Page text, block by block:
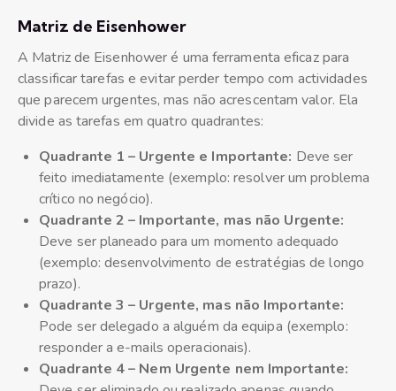
Matriz de Eisenhower
A Matriz de Eisenhower é uma ferramenta eficaz para
classificar tarefas e evitar perder tempo com actividades
que parecem urgentes, mas não acrescentam valor. Ela
divide as tarefas em quatro quadrantes:
Quadrante 1 – Urgente e Importante: Deve ser
feito imediatamente (exemplo: resolver um problema
crítico no negócio).
Quadrante 2 – Importante, mas não Urgente:
Deve ser planeado para um momento adequado
(exemplo: desenvolvimento de estratégias de longo
prazo).
Quadrante 3 – Urgente, mas não Importante:
Pode ser delegado a alguém da equipa (exemplo:
responder a e-mails operacionais).
Quadrante 4 – Nem Urgente nem Importante: